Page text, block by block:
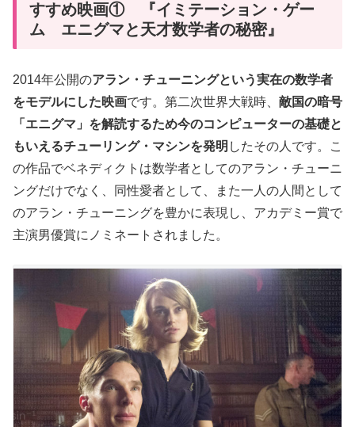
すすめ映画① 『イミテーション・ゲー
ム エニグマと天才数学者の秘密』
2014年公開のアラン・チューニングという実在の数学者
をモデルにした映画です。第二次世界大戦時、 敵国の暗号
「エニグマ」を解読するため今のコンピューターの基礎と
もいえるチューリング・マシンを発明 したその人です。こ
の作品でベネディクトは数学者としてのアラン・チューニ
ングだけでなく、同性愛者として、また一人の人間として
のアラン・チューニングを豊かに表現し、アカデミー賞で
主演男優賞にノミネートされました。